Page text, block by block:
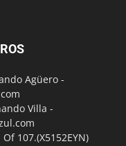
Agüero -
Villa -
107.(X5152EYN)